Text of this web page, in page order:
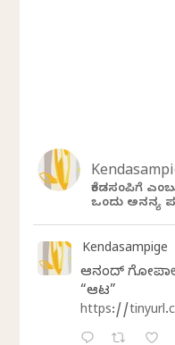
ಕೆಂಡಸಂಪಿಗೆ
ಒಂದು ಅನನ್ಯ
Kendasampige
ಆನಂದ್‌
“ಆಟ”
https://